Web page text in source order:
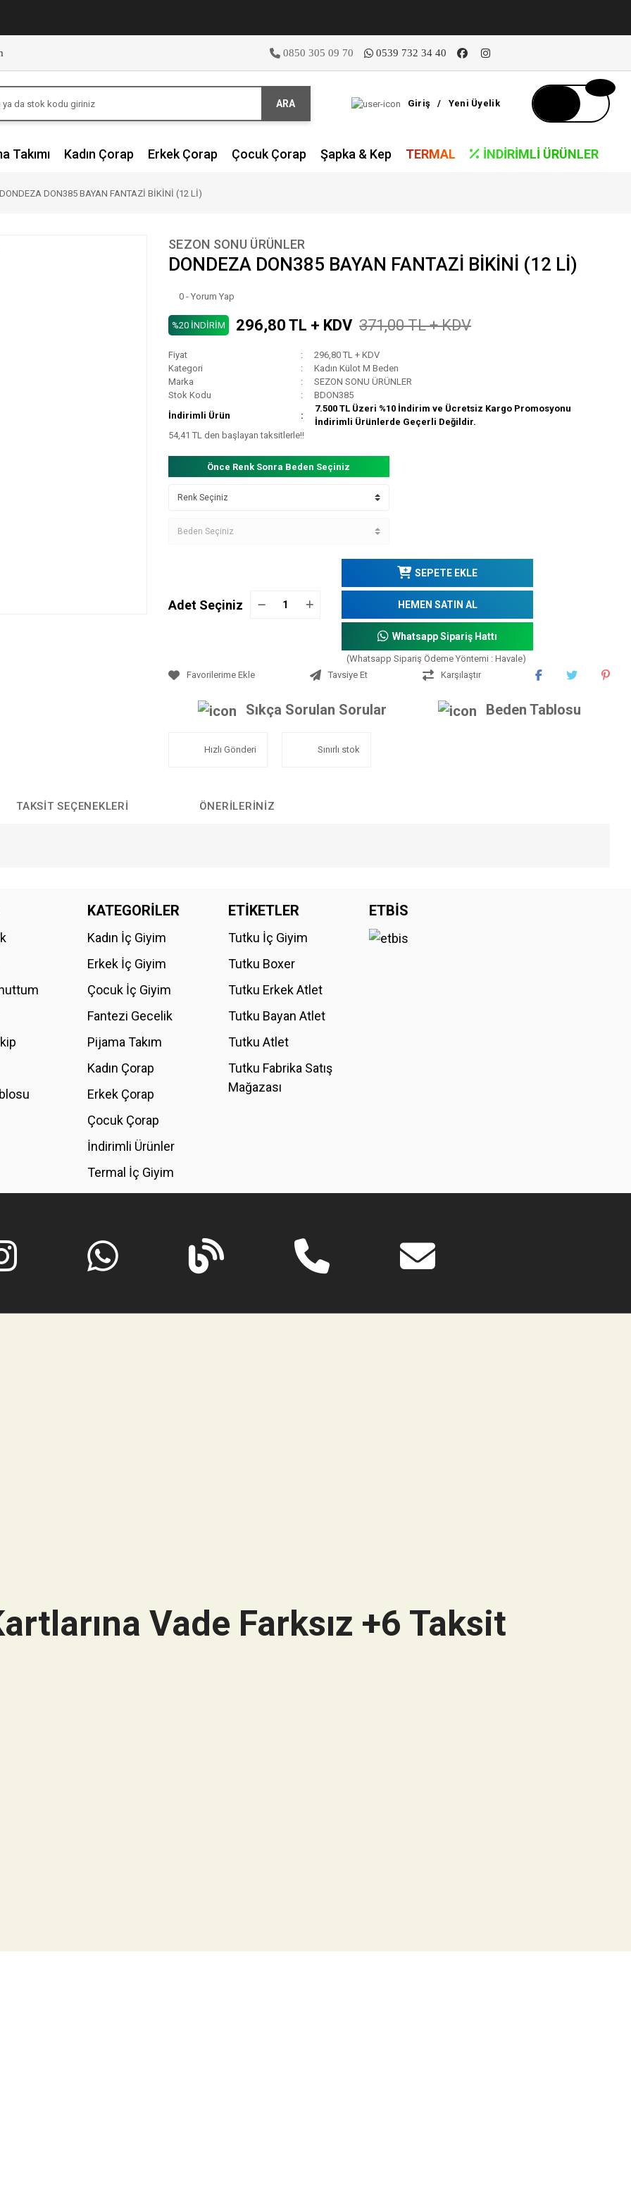
0850 305 09 70 0539 732 34 40
ARA Giriş / Yeni Üyelik
Takımı Kadın Çorap Erkek Çorap Çocuk Çorap Şapka & Kep TERMAL İNDIRIMLI ÜRÜNLER
DONDEZA DON385 BAYAN FANTAZİ BİKİNİ (12 Lİ)
SEZON SONU ÜRÜNLER
DONDEZA DON385 BAYAN FANTAZİ BİKİNİ (12 Lİ)
0 - Yorum Yap
%20 İNDİRİM 296,80 TL + KDV 371,00 TL + KDV
Fiyat
296,80 TL + KDV
Kategori
Kadın Külot M Beden
Marka
SEZON SONU ÜRÜNLER
Stok Kodu
BDON385
İndirimli Ürün
7.500 TL Üzeri %10 İndirim ve Ücretsiz Kargo Promosyonu
İndirimli Ürünlerde Geçerli Değildir.
54,41 TL den başlayan taksitlerle!!
Önce Renk Sonra Beden Seçiniz
Adet Seçiniz
SEPETE EKLE
HEMEN SATIN AL
Whatsapp Sipariş Hattı
(Whatsapp Sipariş Ödeme Yöntemi : Havale)
Tavsiye Et
Karşılaştır
Sıkça Sorulan Sorular Beden Tablosu
Hızlı Gönderi Sınırlı stok
TAKSIT SEÇENEKLERI ÖNERILERINIZ
Bu ürüne ilk yorumu siz yapın!
KATEGORİLER
Kadın İç Giyim
Erkek İç Giyim
Çocuk İç Giyim
Fantezi Gecelik
Pijama Takım
Kadın Çorap
Erkek Çorap
Çocuk Çorap
İndirimli Ürünler
Termal İç Giyim
ETİKETLER
Tutku İç Giyim
Tutku Boxer
Tutku Erkek Atlet
Tutku Bayan Atlet
Tutku Atlet
Tutku Fabrika Satış
Mağazası
ETBİS
Vade Farksız +6 Taksit